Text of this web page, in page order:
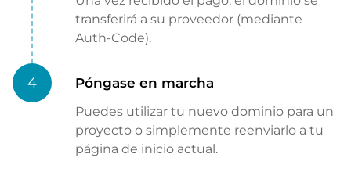
transferirá a su proveedor (mediante
Auth-Code).
4 Póngase en marcha
Puedes utilizar tu nuevo dominio para un
proyecto o simplemente reenviarlo a tu
página de inicio actual.